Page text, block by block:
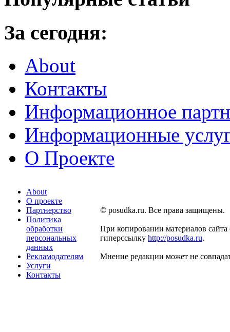
За сегодня:
About
Контакты
Информационное
Информационные
О Проекте
About
О проекте
Партнерство
Политика
обработки
персональных
данных
Рекламодателям
Услуги
Контакты
© posudka.ru. Все права защищены.
При копировании материалов сайта
гиперссылку http://posudka.ru.
Мнение редакции может не